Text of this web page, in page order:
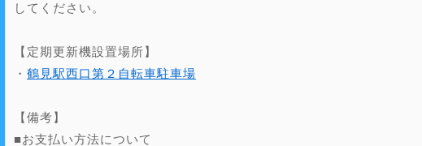
してください。
【定期更新機設置場所】
・ 鶴見駅西口第２自転車駐車場
【備考】
■お支払い方法について